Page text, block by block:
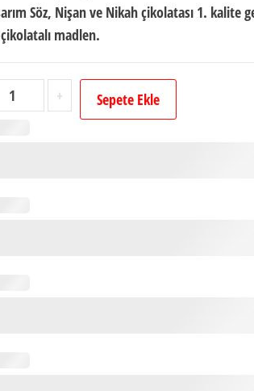
Söz, Nişan ve Nikah çikolatası 1. kalite
madlen.
İsimli
+ Sepete Ekle